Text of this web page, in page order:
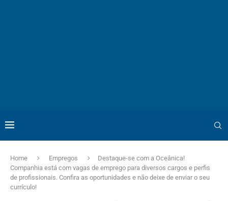
Home Empregos
Destaque-se com a Oceânica!
Companhia está com vagas de emprego para diversos cargos e perfis
de profissionais. Confira as oportunidades e não deixe de enviar o seu
currículo!